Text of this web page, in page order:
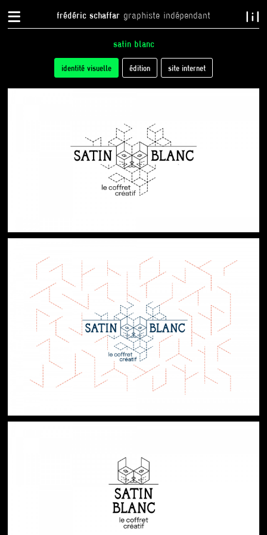
frédéric schaffar graphiste indépendant
{ }
satin blanc
identité visuelle (onglet
actif)
édition site internet